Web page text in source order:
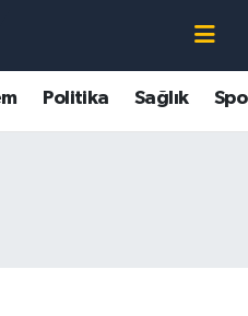
Politika Sağlık
ve Fikstür